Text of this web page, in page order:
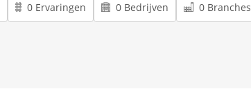
0 Ervaringen 0 Bedrijven 0 Branches